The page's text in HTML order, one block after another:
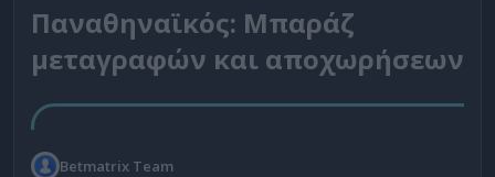
Παναθηναϊκός: Μπαράζ
μεταγραφών και αποχωρήσεων
Betmatrix Team